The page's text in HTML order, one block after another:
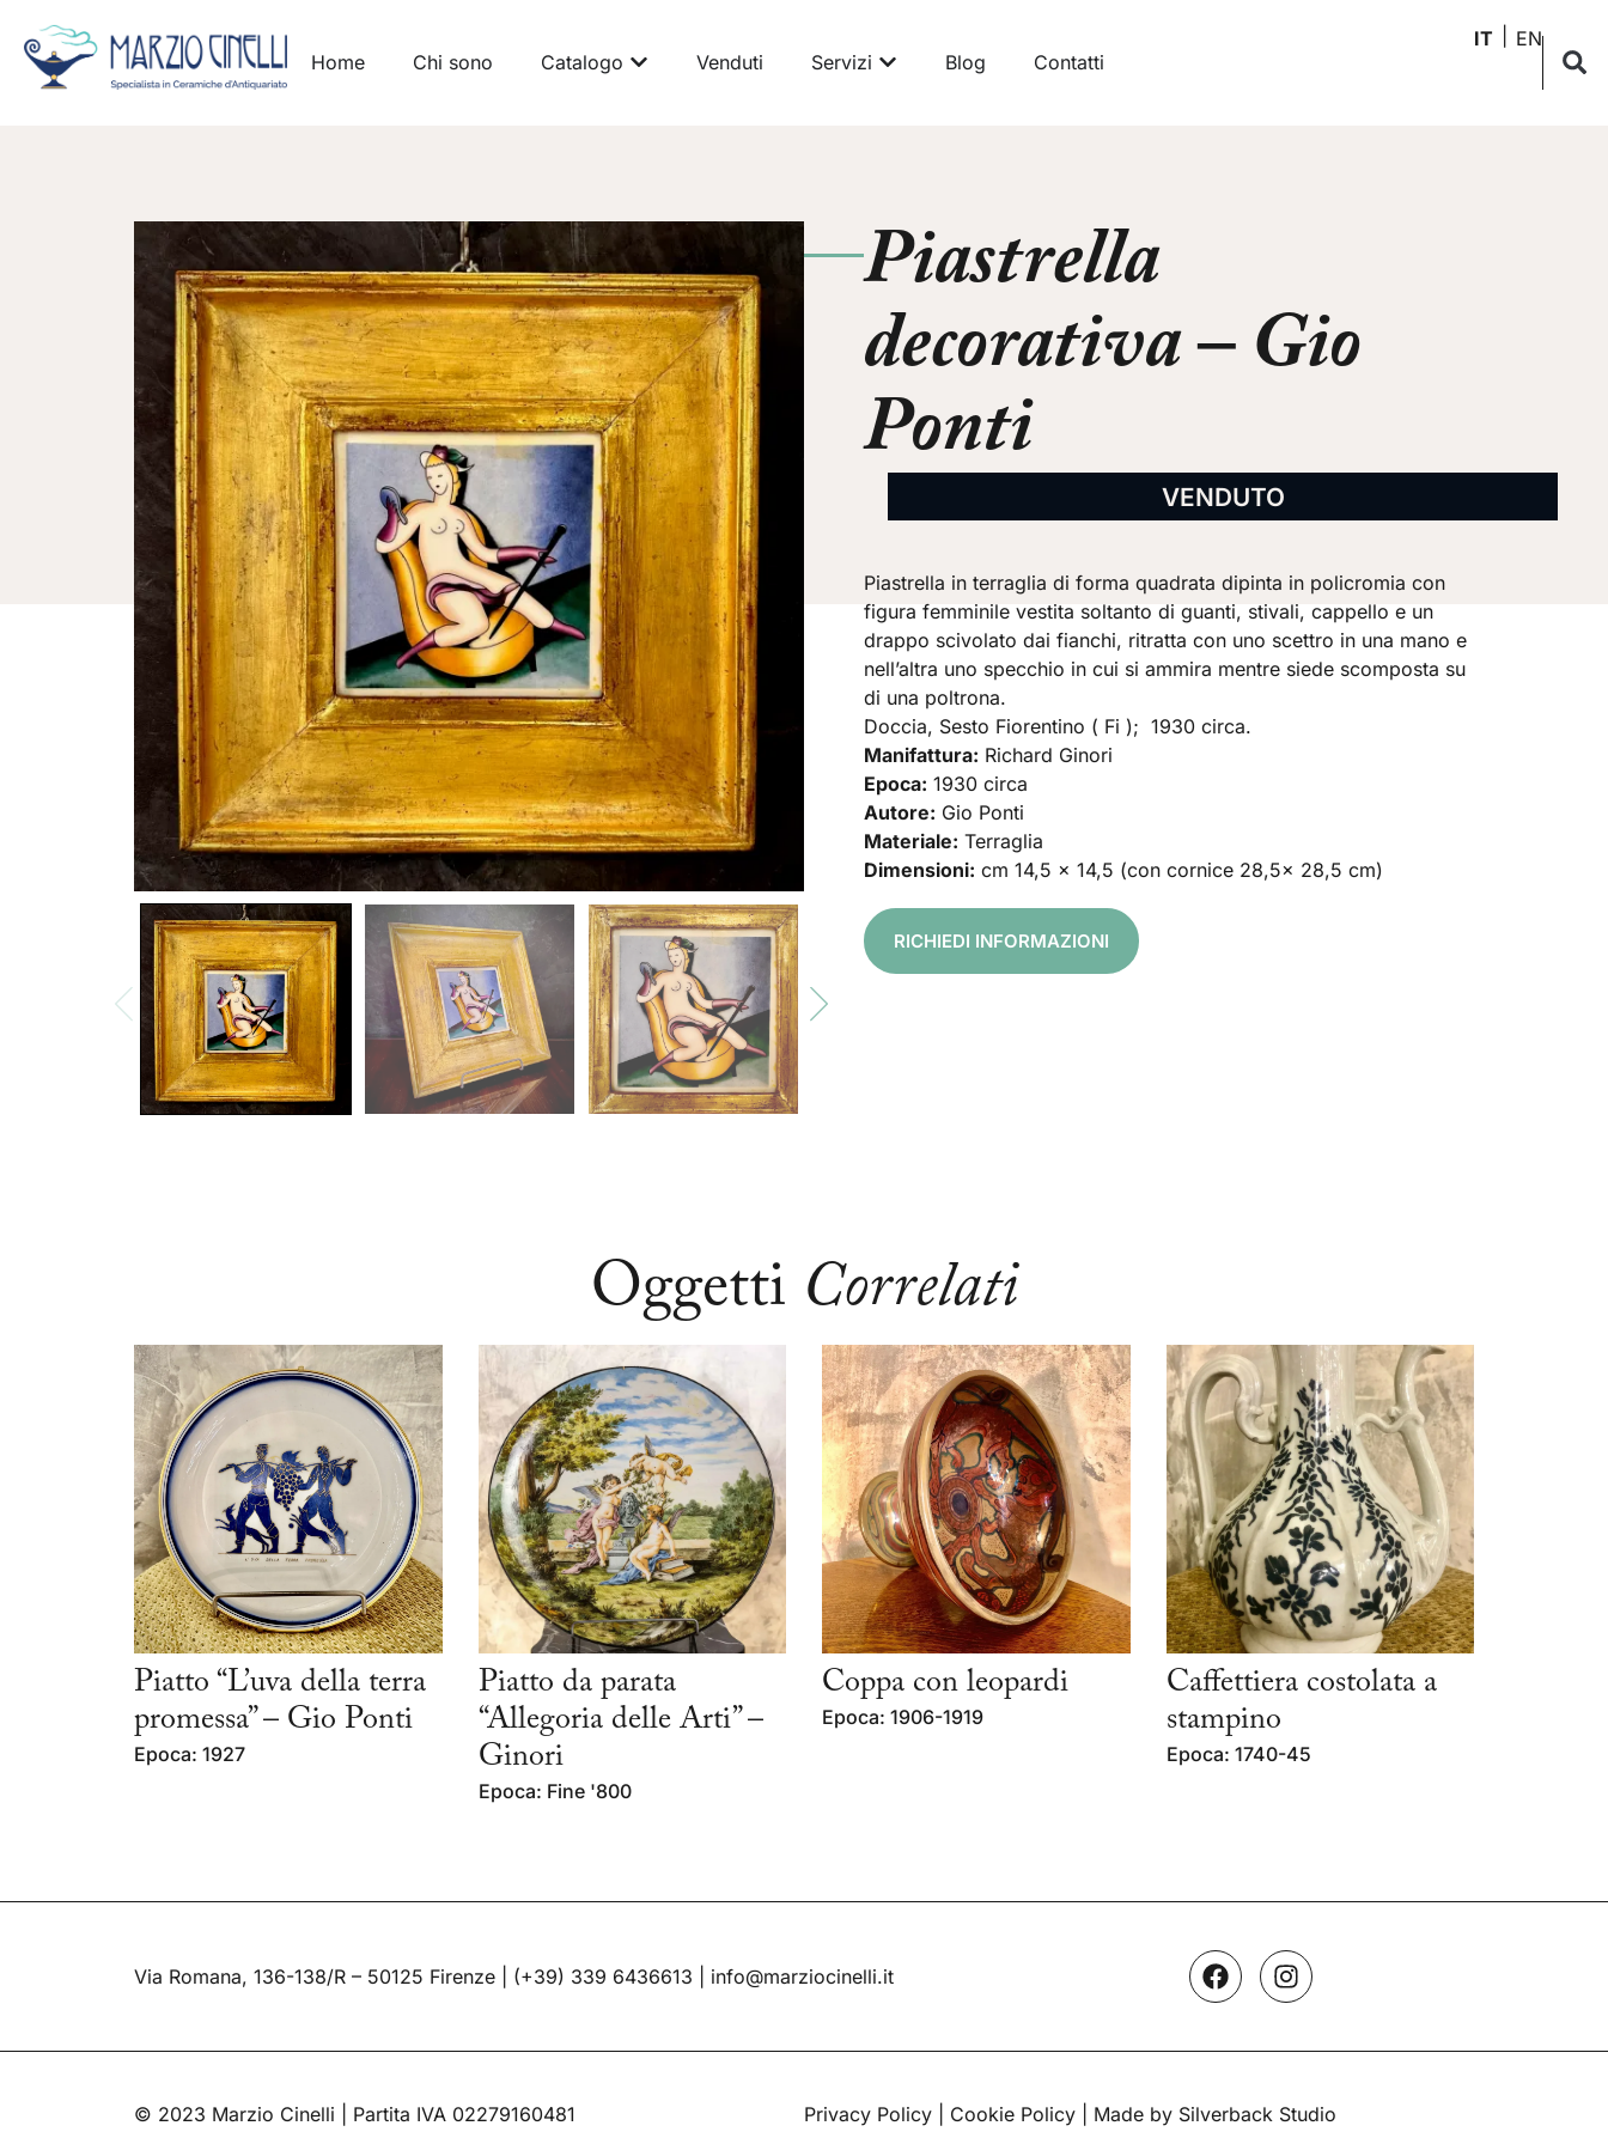
Home Chi sono Catalogo Venduti Servizi Blog Contatti
IT EN
Piastrella
decorativa – Gio
Ponti
VENDUTO
Piastrella in terraglia di forma quadrata dipinta in policromia con
figura femminile vestita soltanto di guanti, stivali, cappello e un
drappo scivolato dai fianchi, ritratta con uno scettro in una mano e
nell’altra uno specchio in cui si ammira mentre siede scomposta su
di una poltrona.
Doccia, Sesto Fiorentino ( Fi ); 1930 circa.
Manifattura: Richard Ginori
Epoca: 1930 circa
Autore: Gio Ponti
Materiale: Terraglia
Dimensioni: cm 14,5 x 14,5 (con cornice 28,5x 28,5 cm)
RICHIEDI INFORMAZIONI
Oggetti Correlati
Piatto “L’uva della terra
promessa” – Gio Ponti
Epoca: 1927
Piatto da parata
“Allegoria delle Arti” –
Ginori
Epoca: Fine '800
Coppa con leopardi
Epoca: 1906-1919
Caffettiera costolata a
stampino
Epoca: 1740-45
Via Romana, 136-138/R – 50125 Firenze | (+39) 339 6436613 info@marziocinelli.it
© 2023 Marzio Cinelli | Partita IVA 02279160481 Privacy Policy Cookie Policy | Made by Silverback Studio